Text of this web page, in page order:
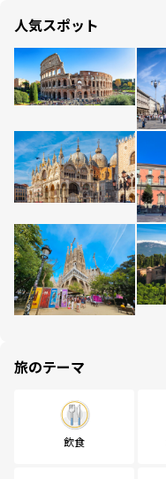
人気スポット
旅のテーマ
飲食